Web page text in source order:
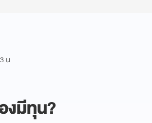
น.
งมีทุน?